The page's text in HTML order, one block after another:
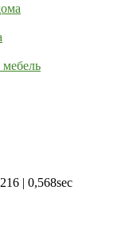
| 0,568sec